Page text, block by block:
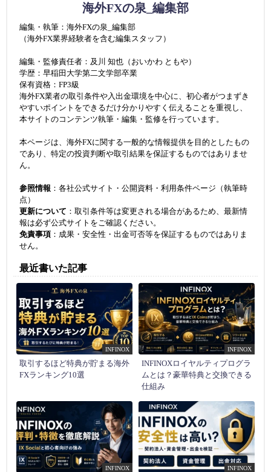
海外FXの泉_編集部
編集・執筆：海外FXの泉_編集部
（海外FX業界経験者を含む編集スタッフ）
編集・監修責任者：及川 知也（おいかわ ともや）
学歴：早稲田大学第二文学部卒業
保有資格：FP3級
海外FX業者の取引条件や入出金環境を中心に、初心者がつまずき
やすいポイントをできるだけ分かりやすく伝えることを重視し、
本サイトのコンテンツ執筆・編集・監修を行っています。
本ページは、海外FXに関する一般的な情報提供を目的としたもの
であり、特定の投資判断や取引結果を保証するものではありませ
ん。
参照情報 ：各社公式サイト・公開資料・利用条件ページ（執筆時
点）
更新について ：取引条件等は変更される場合があるため、最新情
報は必ず公式サイトをご確認ください。
免責事項 ：成果・安全性・出金可否等を保証するものではありま
せん。
最近書いた記事
INFINOX
取引するほど特典が貯まる海外
FXランキング10選
INFINOX
INFINOXロイヤルティプログラ
ムとは？豪華特典と交換できる
仕組み
INFINOX INFINOX